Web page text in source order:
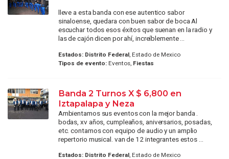
lleve a esta banda con ese autentico sabor
sinaloense, quedara con buen sabor de boca Al
escuchar todos esos éxitos que suenan en la radio y
las de cajón dicen por ahí, increíblemente ...
Estados: Distrito Federal, Estado de Mexico
Tipos de evento:Eventos, Fiestas
Banda 2 Turnos X $ 6,800 en
Iztapalapa y Neza
Ambientamos sus eventos con la mejor banda .
bodas, xv años, cumpleaños, aniversarios, posadas,
etc. contamos con equipo de audio y un amplio
repertorio musical. van de 12 integrantes estos ...
Estados: Distrito Federal, Estado de Mexico